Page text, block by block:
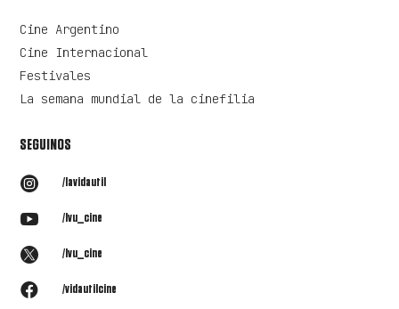
Cine Argentino
Cine Internacional
Festivales
La semana mundial de la cinefilia
SEGUINOS
 /lavidautil
 /lvu_cine
 /lvu_cine
 /vidautilcine